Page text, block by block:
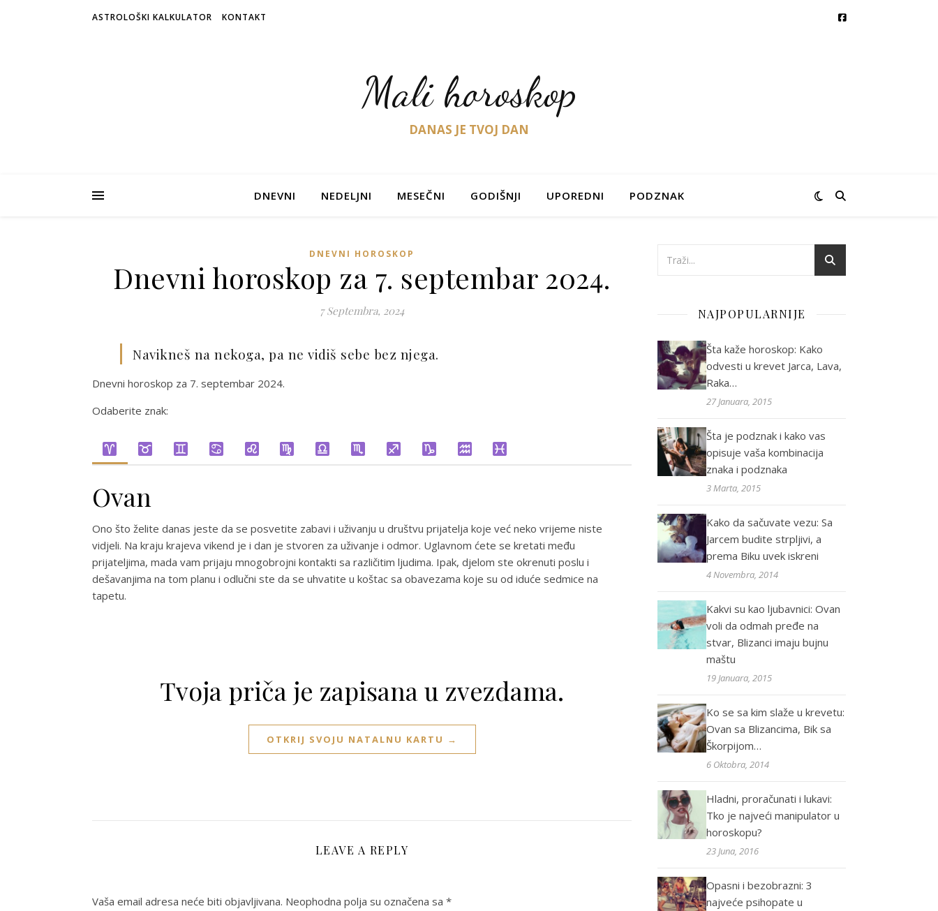
ASTROLOŠKI KALKULATOR KONTAKT
Mali horoskop
DANAS JE TVOJ DAN
DNEVNI NEDELJNI MESEČNI GODIŠNJI UPOREDNI PODZNAK
DNEVNI HOROSKOP
Dnevni horoskop za 7. septembar 2024.
7 Septembra, 2024
Navikneš na nekoga, pa ne vidiš sebe bez njega.
Dnevni horoskop za 7. septembar 2024.
Odaberite znak:
Ovan
Ono što želite danas jeste da se posvetite zabavi i uživanju u društvu prijatelja koje već neko vrijeme niste
vidjeli. Na kraju krajeva vikend je i dan je stvoren za uživanje i odmor. Uglavnom ćete se kretati među
prijateljima, mada vam prijaju mnogobrojni kontakti sa različitim ljudima. Ipak, djelom ste okrenuti poslu i
dešavanjima na tom planu i odlučni ste da se uhvatite u koštac sa obavezama koje su od iduće sedmice na
tapetu.
Tvoja priča je zapisana u zvezdama.
OTKRIJ SVOJU NATALNU KARTU →
LEAVE A REPLY
Vaša email adresa neće biti objavljivana. Neophodna polja su označena sa *
NAJPOPULARNIJE
Šta kaže horoskop: Kako
odvesti u krevet Jarca, Lava,
Raka…
27 Januara, 2015
Šta je podznak i kako vas
opisuje vaša kombinacija
znaka i podznaka
3 Marta, 2015
Kako da sačuvate vezu: Sa
Jarcem budite strpljivi, a
prema Biku uvek iskreni
4 Novembra, 2014
Kakvi su kao ljubavnici: Ovan
voli da odmah pređe na
stvar, Blizanci imaju bujnu
maštu
19 Januara, 2015
Ko se sa kim slaže u krevetu:
Ovan sa Blizancima, Bik sa
Škorpijom…
6 Oktobra, 2014
Hladni, proračunati i lukavi:
Tko je najveći manipulator u
horoskopu?
23 Juna, 2016
Opasni i bezobrazni: 3
najveće psihopate u